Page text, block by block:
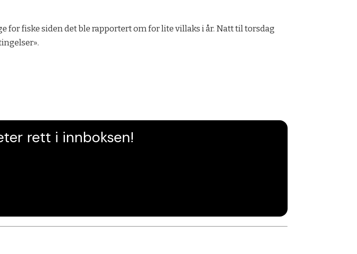
for fiske siden det ble rapportert om for lite villaks i år. Natt til torsdag
rett i innboksen!